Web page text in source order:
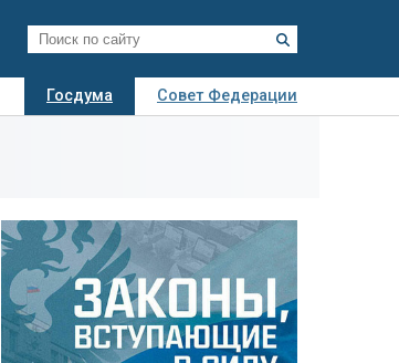
Госдума
Совет Федерации